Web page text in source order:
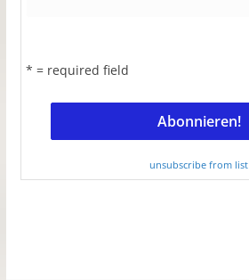
* = required field
unsubscribe from list